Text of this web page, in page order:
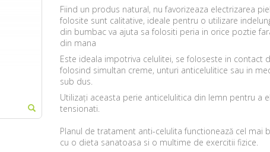
Fiind un produs natural, nu favorizeaza electrizarea
folosite sunt calitative, ideale pentru o utilizare
din bumbac va ajuta sa folositi peria in orice poztie
din mana
Este ideala impotriva celulitei, se foloseste in contact
folosind simultan creme, unturi anticelulitice sau in
sub dus.
Utilizați aceasta perie anticelulitica din lemn pentru a
tensionati.
Planul de tratament anti-celulita functionează cel mai
cu o dieta sanatoasa si o multime de exercitii fizice.